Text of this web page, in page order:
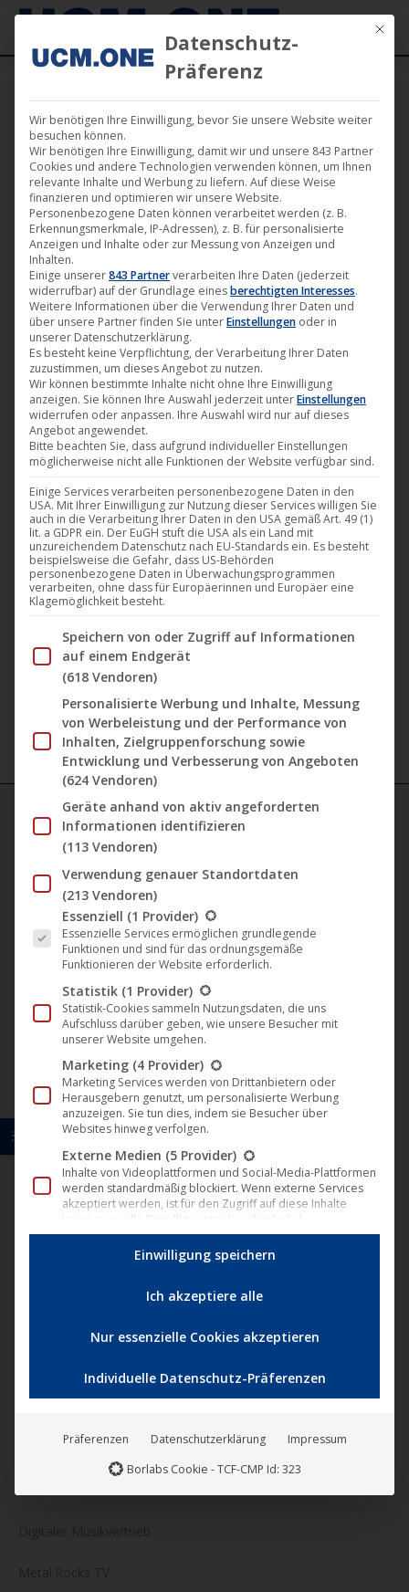
Einzelnes Ergebnis wird angezeigt
Nicht vorrätig
Harthouse Retrospective (Destination Berlin)
45,95
FILM LABELS
Darling Berlin
Artkeim²
M-Square Pictures
B-Spree Pictures
ITN Germany
U1 Films Berlin
Zeitlose Filmkunst
NONFY Documentaries
Weltvertrieb für Filme
Mit
Datenschutz-
Präferenz
Wir benötigen Ihre Einwilligung, bevor Sie unsere Website weiter
besuchen können.
Wir benötigen Ihre Einwilligung, damit wir und unsere 843 Partner
Cookies und andere Technologien verwenden können, um Ihnen
relevante Inhalte und Werbung zu liefern. Auf diese Weise
finanzieren und optimieren wir unsere Website.
Personenbezogene Daten können verarbeitet werden (z. B.
Erkennungsmerkmale, IP-Adressen), z. B. für personalisierte
Anzeigen und Inhalte oder zur Messung von Anzeigen und
Inhalten.
Einige unserer843 Partnerverarbeiten Ihre Daten (jederzeit
widerrufbar) auf der Grundlage einesberechtigten Interesses.
Weitere Informationen über die Verwendung Ihrer Daten und
über unsere Partner finden Sie unterEinstellungen oder in
unserer Datenschutzerklärung.
Es besteht keine Verpflichtung, der Verarbeitung Ihrer Daten
zuzustimmen, um dieses Angebot zu nutzen.
Wir können bestimmte Inhalte nicht ohne Ihre Einwilligung
anzeigen. Sie können Ihre Auswahl jederzeit unterEinstellungen
widerrufen oder anpassen. Ihre Auswahl wird nur auf dieses
Angebot angewendet.
Bitte beachten Sie, dass aufgrund individueller Einstellungen
möglicherweise nicht alle Funktionen der Website verfügbar sind.
Einige Services verarbeiten personenbezogene Daten in den
USA. Mit Ihrer Einwilligung zur Nutzung dieser Services willigen Sie
auch in die Verarbeitung Ihrer Daten in den USA gemäß Art. 49 (1)
lit. a GDPR ein. Der EuGH stuft die USA als ein Land mit
unzureichendem Datenschutz nach EU-Standards ein. Es besteht
beispielsweise die Gefahr, dass US-Behörden
personenbezogene Daten in Überwachungsprogrammen
verarbeiten, ohne dass für Europäerinnen und Europäer eine
Klagemöglichkeit besteht.
Im Folgenden finden Sie eine Liste der Zwecke des IAB
Speichern von oder Zugriff auf Informationen
auf einem Endgerät
(618 Vendoren)
Personalisierte Werbung und Inhalte, Messung
von Werbeleistung und der Performance von
Inhalten, Zielgruppenforschung sowie
Entwicklung und Verbesserung von Angeboten
(624 Vendoren)
Geräte anhand von aktiv angeforderten
Informationen identifizieren
(113 Vendoren)
Verwendung genauer Standortdaten
(213 Vendoren)
Es folgt eine Liste der Service-Gruppen, für die eine
Essenziell (1 Provider)
Essenzielle Services ermöglichen grundlegende
Funktionen und sind für das ordnungsgemäße
Funktionieren der Website erforderlich.
Statistik (1 Provider)
Statistik-Cookies sammeln Nutzungsdaten, die uns
Aufschluss darüber geben, wie unsere Besucher mit
unserer Website umgehen.
Marketing (4 Provider)
Marketing Services werden von Drittanbietern oder
Herausgebern genutzt, um personalisierte Werbung
anzuzeigen. Sie tun dies, indem sie Besucher über
Websites hinweg verfolgen.
Externe Medien (5 Provider)
Inhalte von Videoplattformen und Social-Media-Plattformen
werden standardmäßig blockiert. Wenn externe Services
akzeptiert werden, ist für den Zugriff auf diese Inhalte
keine manuelle Einwilligung mehr erforderlich.
Nicht-TCF-Standard
Einwilligung speichern
Ich akzeptiere alle
Nur essenzielle Cookies akzeptieren
Individuelle Datenschutz-Präferenzen
Präferenzen Datenschutzerklärung
Impressum
Borlabs Cookie - TCF-CMP Id: 323